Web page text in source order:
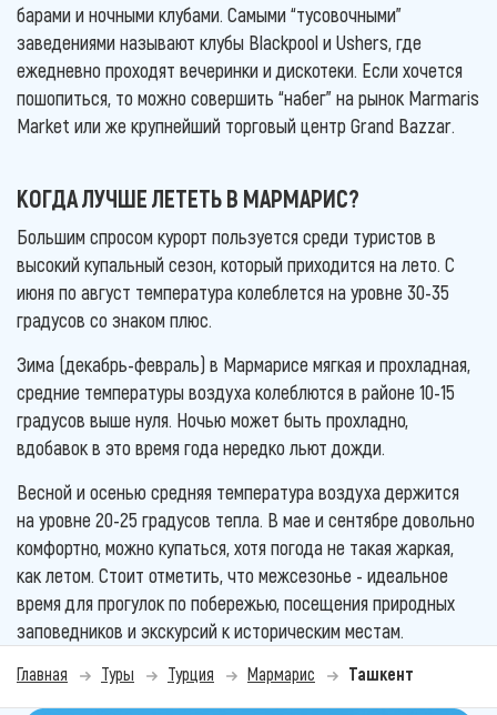
барами и ночными клубами. Самыми “тусовочными”
заведениями называют клубы Blackpool и Ushers, где
ежедневно проходят вечеринки и дискотеки. Если хочется
пошопиться, то можно совершить “набег” на рынок Marmaris
Market или же крупнейший торговый центр Grand Bazzar.
КОГДА ЛУЧШЕ ЛЕТЕТЬ В МАРМАРИС?
Большим спросом курорт пользуется среди туристов в
высокий купальный сезон, который приходится на лето. С
июня по август температура колеблется на уровне 30-35
градусов со знаком плюс.
Зима (декабрь-февраль) в Мармарисе мягкая и прохладная,
средние температуры воздуха колеблются в районе 10-15
градусов выше нуля. Ночью может быть прохладно,
вдобавок в это время года нередко льют дожди.
Весной и осенью средняя температура воздуха держится
на уровне 20-25 градусов тепла. В мае и сентябре довольно
комфортно, можно купаться, хотя погода не такая жаркая,
как летом. Стоит отметить, что межсезонье - идеальное
время для прогулок по побережью, посещения природных
заповедников и экскурсий к историческим местам.
Главная Туры Турция Мармарис Ташкент